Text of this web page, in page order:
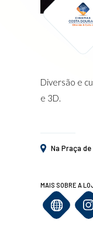
Diversão e
e 3D.
Na Praça
MAIS SOBRE A